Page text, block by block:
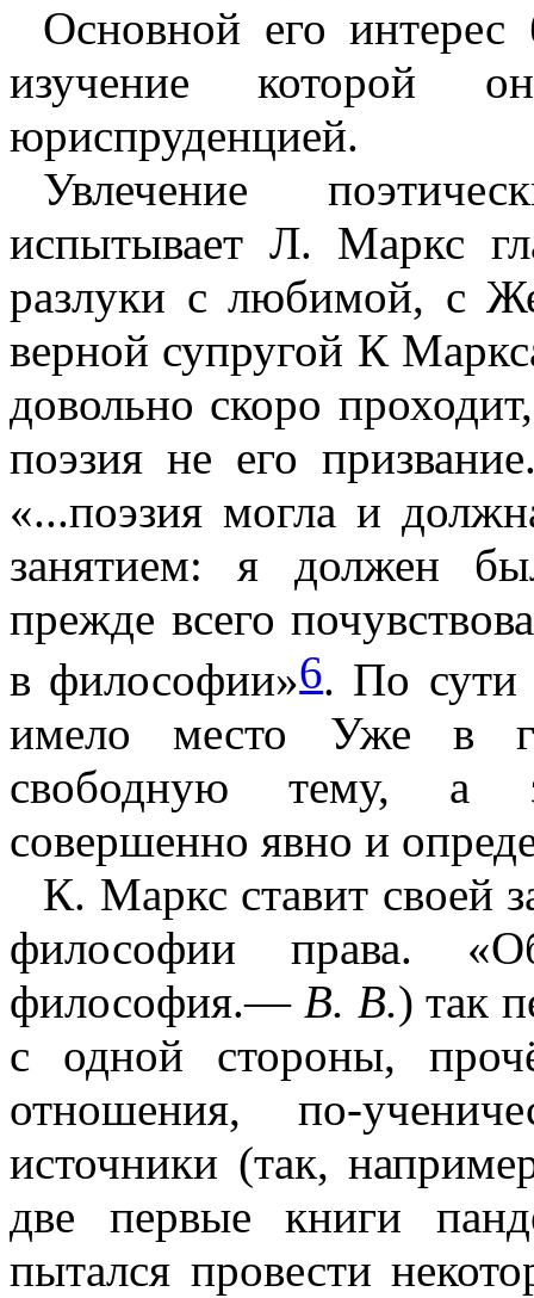
Основной его
изуче­ние которой
юриспруденцией.
Увлечение
испытывает Л. Маркс
разлуки с любимой, с
верной супругой К
довольно скоро
поэзия не его
«...поэзия могла и
занятием: я должен
прежде всего
в фило­софии»6. По сути
имело место Уже в
свободную тему, а
совершенно явно и
К. Маркс ставит своей
философии права.
философия.— В. В.) так
с одной стороны,
отношения, по-
источники (так,
две первые книги
пытался провести